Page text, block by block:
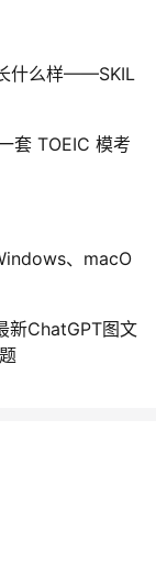
什么样——SKIL
套 TOEIC 模考
、macO
新ChatGPT图文